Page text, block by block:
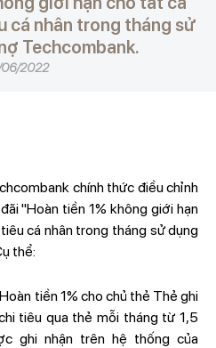
cá nhân trong tháng sử
Techcombank.
06/2022
chính thức điều chỉnh
"Hoàn tiền 1% không giới hạn
cá nhân trong tháng sử dụng
thể:
Hoàn tiền 1% cho chủ thẻ Thẻ ghi
tiêu qua thẻ mỗi tháng từ 1,5
ghi nhận trên hệ thống của